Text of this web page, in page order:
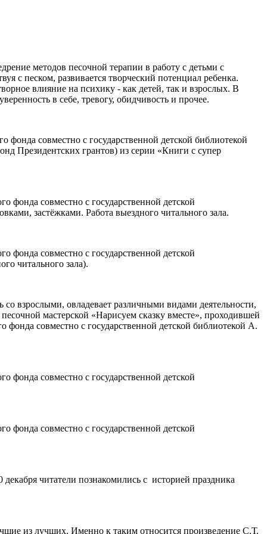
методов песочной терапии в работу с детьми с
с песком, развивается творческий потенциал ребенка.
влияние на психику - как детей, так и взрослых. В
в себе, тревогу, обидчивость и прочее.
фонда совместно с государственной детской библиотекой
Президентских грантов) из серии «Книги с супер
фонда совместно с государственной детской
застёжками. Работа выездного читального зала.
фонда совместно с государственной детской
читального зала).
со взрослыми, овладевает различными видами деятельности,
мастерской «Нарисуем сказку вместе», проходившей
фонда совместно с государственной детской библиотекой А.
фонда совместно с государственной детской
фонда совместно с государственной детской
читатели познакомились с историей праздника
из лучших. Именно к таким относится произведение С.Т.